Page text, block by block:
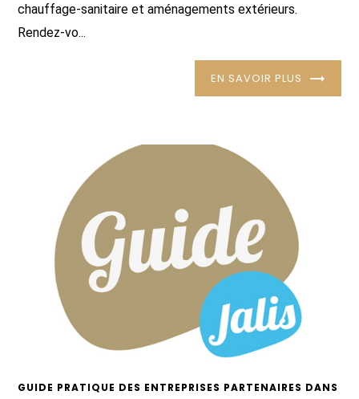
chauffage-sanitaire et aménagements extérieurs.
Rendez-vo...
EN SAVOIR PLUS
GUIDE PRATIQUE DES ENTREPRISES PARTENAIRES DANS